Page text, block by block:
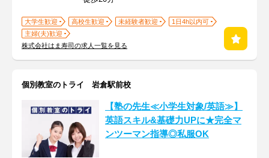
大学生歓迎 高校生歓迎 未経験者歓迎
1日4h以内可
主婦(夫)歓迎
株式会社はま寿司の求人一覧を見る
個別教室のトライ 岩倉駅前校
【塾の先生≪小学生対象/英語≫】
英語スキル&基礎力UPに★完全マ
ンツーマン指導◎私服OK